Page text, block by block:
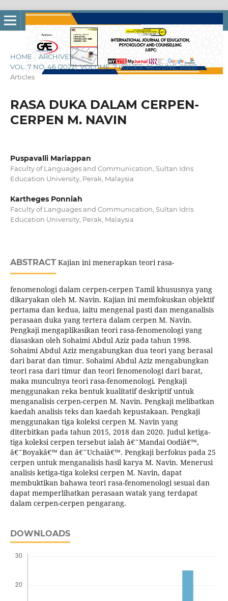
HOME / ARCHIVES /
VOL. 7 NO. 46 (2022): VOLUME: 7 ISSUES: 46 [JUNE, 2022] /
Articles
RASA DUKA DALAM CERPEN-
CERPEN M. NAVIN
Puspavalli Mariappan
Faculty of Languages and Communication, Sultan Idris
Education University, Perak, Malaysia
Kartheges Ponniah
Faculty of Languages and Communication, Sultan Idris
Education University, Perak, Malaysia
ABSTRACTKajian ini menerapkan teori rasa-
fenomenologi dalam cerpen-cerpen Tamil khususnya yang
dikaryakan oleh M. Navin. Kajian ini memfokuskan objektif
pertama dan kedua, iaitu mengenal pasti dan menganalisis
perasaan duka yang tertera dalam cerpen M. Navin.
Pengkaji mengaplikasikan teori rasa-fenomenologi yang
diasaskan oleh Sohaimi Abdul Aziz pada tahun 1998.
Sohaimi Abdul Aziz mengabungkan dua teori yang berasal
dari barat dan timur. Sohaimi Abdul Aziz mengabungkan
teori rasa dari timur dan teori fenomenologi dari barat,
maka munculnya teori rasa-fenomenologi. Pengkaji
menggunakan reka bentuk kualitatif deskriptif untuk
menganalisis cerpen-cerpen M. Navin. Pengkaji melibatkan
kaedah analisis teks dan kaedah kepustakaan. Pengkaji
menggunakan tiga koleksi cerpen M. Navin yang
diterbitkan pada tahun 2015, 2018 dan 2020. Judul ketiga-
tiga koleksi cerpen tersebut ialah â€˜Mandai Oodiâ€™,
â€˜Boyakâ€™ dan â€˜Uchaiâ€™. Pengkaji berfokus pada 25
cerpen untuk menganalisis hasil karya M. Navin. Menerusi
analisis ketiga-tiga koleksi cerpen M. Navin, dapat
membuktikan bahawa teori rasa-fenomenologi sesuai dan
dapat memperlihatkan perasaan watak yang terdapat
dalam cerpen-cerpen pengarang.
DOWNLOADS